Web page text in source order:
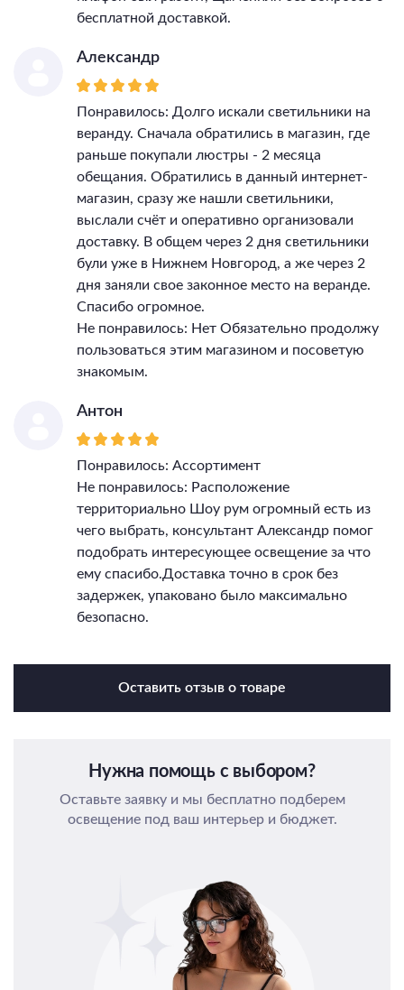
бесплатной доставкой.
Александр
Понравилось: Долго искали светильники на
веранду. Сначала обратились в магазин, где
раньше покупали люстры - 2 месяца
обещания. Обратились в данный интернет-
магазин, сразу же нашли светильники,
выслали счёт и оперативно организовали
доставку. В общем через 2 дня светильники
були уже в Нижнем Новгород, а же через 2
дня заняли свое законное место на веранде.
Спасибо огромное.
Не понравилось: Нет Обязательно продолжу
пользоваться этим магазином и посоветую
знакомым.
Антон
Понравилось: Ассортимент
Не понравилось: Расположение
территориально Шоу рум огромный есть из
чего выбрать, консультант Александр помог
подобрать интересующее освещение за что
ему спасибо.Доставка точно в срок без
задержек, упаковано было максимально
безопасно.
Оставить отзыв о товаре
Нужна помощь с выбором?
Оставьте заявку и мы бесплатно подберем
освещение под ваш интерьер и бюджет.